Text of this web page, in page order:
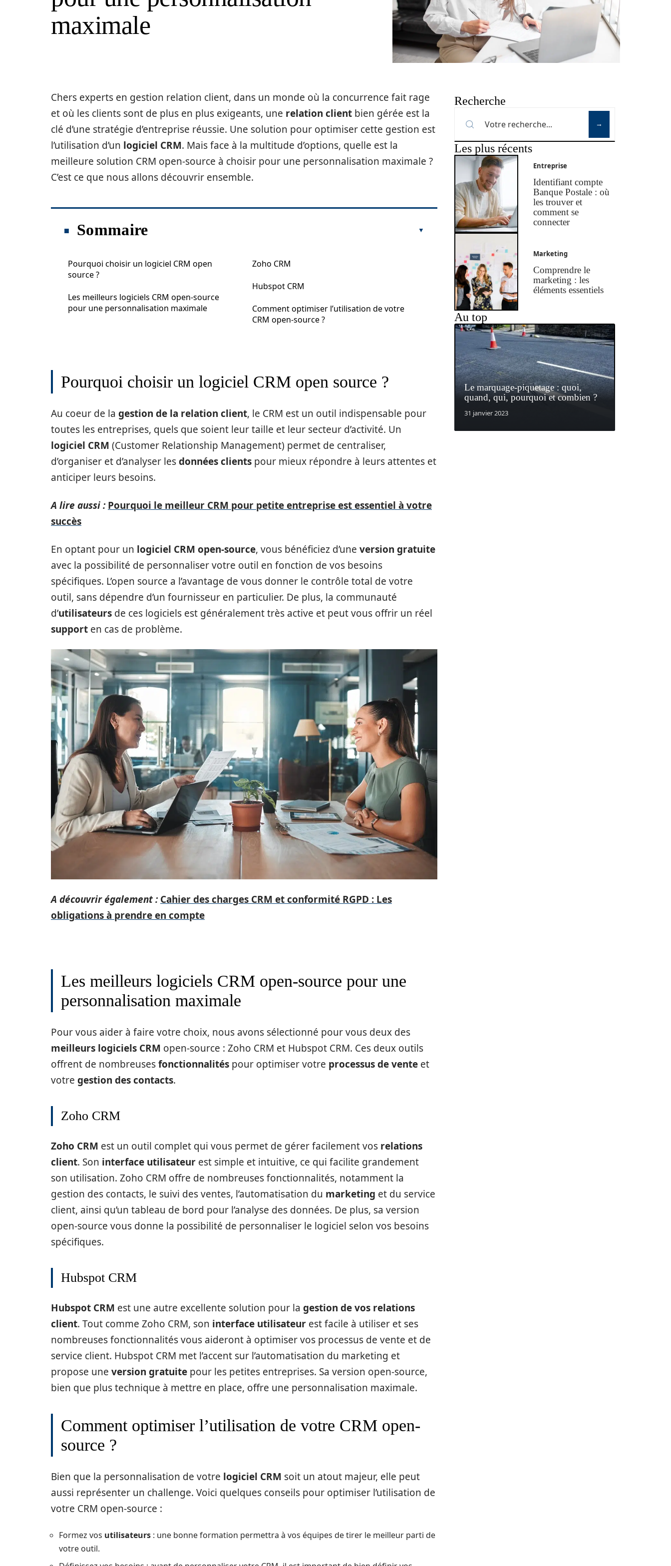
maximale
Chers experts en gestion relation client, dans un monde où la concurrence fait rage
et où les clients sont de plus en plus exigeants, une relation client bien gérée est la
clé d’une stratégie d’entreprise réussie. Une solution pour optimiser cette gestion est
l’utilisation d’un logiciel CRM. Mais face à la multitude d’options, quelle est la
meilleure solution CRM open-source à choisir pour une personnalisation maximale ?
C’est ce que nous allons découvrir ensemble.
Sommaire
Pourquoi choisir un logiciel CRM open
source ?
Les meilleurs logiciels CRM open-source
pour une personnalisation maximale
Zoho CRM
Hubspot CRM
Comment optimiser l’utilisation de votre
CRM open-source ?
Pourquoi choisir un logiciel CRM open source ?
Au coeur de la gestion de la relation client, le CRM est un outil indispensable pour
toutes les entreprises, quels que soient leur taille et leur secteur d’activité. Un
logiciel CRM (Customer Relationship Management) permet de centraliser,
d’organiser et d’analyser lesdonnées clients pour mieux répondre à leurs attentes et
anticiper leurs besoins.
A lire aussi : Pourquoi le meilleur CRM pour petite entreprise est essentiel à votre
succès
En optant pour un logiciel CRM open-source, vous bénéficiez d’une version gratuite
avec la possibilité de personnaliser votre outil en fonction de vos besoins
spécifiques. L’open source a l’avantage de vous donner le contrôle total de votre
outil, sans dépendre d’un fournisseur en particulier. De plus, la communauté
d’utilisateurs de ces logiciels est généralement très active et peut vous offrir un réel
support en cas de problème.
A découvrir également : Cahier des charges CRM et conformité RGPD : Les
obligations à prendre en compte
Les meilleurs logiciels CRM open-source pour une
personnalisation maximale
Pour vous aider à faire votre choix, nous avons sélectionné pour vous deux des
meilleurs logiciels CRM open-source : Zoho CRM et Hubspot CRM. Ces deux outils
offrent de nombreusesfonctionnalités pour optimiser votre processus de vente et
votre gestion des contacts.
Zoho CRM
Zoho CRM est un outil complet qui vous permet de gérer facilement vos relations
client. Son interface utilisateur est simple et intuitive, ce qui facilite grandement
son utilisation. Zoho CRM offre de nombreuses fonctionnalités, notamment la
gestion des contacts, le suivi des ventes, l’automatisation du marketing et du service
client, ainsi qu’un tableau de bord pour l’analyse des données. De plus, sa version
open-source vous donne la possibilité de personnaliser le logiciel selon vos besoins
spécifiques.
Hubspot CRM
Hubspot CRM est une autre excellente solution pour la gestion de vos relations
client. Tout comme Zoho CRM, son interface utilisateur est facile à utiliser et ses
nombreuses fonctionnalités vous aideront à optimiser vos processus de vente et de
service client. Hubspot CRM met l’accent sur l’automatisation du marketing et
propose une version gratuite pour les petites entreprises. Sa version open-source,
bien que plus technique à mettre en place, offre une personnalisation maximale.
Comment optimiser l’utilisation de votre CRM open-
source ?
Bien que la personnalisation de votre logiciel CRM soit un atout majeur, elle peut
aussi représenter un challenge. Voici quelques conseils pour optimiser l’utilisation de
votre CRM open-source :
Formez vos utilisateurs : une bonne formation permettra à vos équipes de tirer le meilleur parti de
votre outil.
Recherche
Les plus récents
Entreprise
Identifiant compte
Banque Postale : où
les trouver et
comment se
connecter
Marketing
Comprendre le
marketing : les
éléments essentiels
Au top
Le marquage-piquetage : quoi,
quand, qui, pourquoi et combien ?
31 janvier 2023